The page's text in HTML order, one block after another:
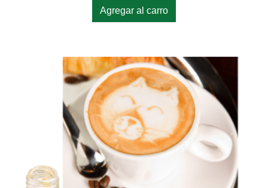
Agregar al carro